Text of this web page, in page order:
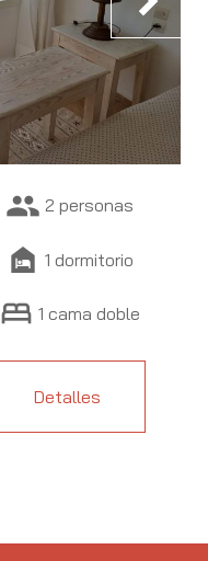
people 2 personas
night_shelter 1 dormitorio
bed 1 cama doble
Detalles